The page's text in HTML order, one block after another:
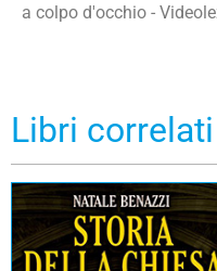
a colpo d'occhio -
Libri correlati